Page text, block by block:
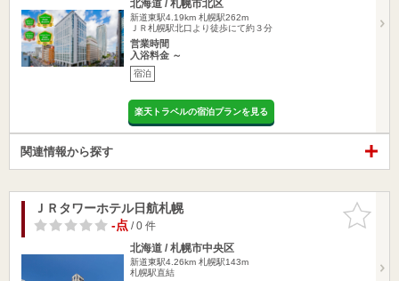
北海道 / 札幌市北区
新道東駅4.19km 札幌駅262m
ＪＲ札幌駅北口より徒歩にて約３分
営業時間
入浴料金 ～
宿泊
楽天トラベルの宿泊プランを見る
関連情報から探す
お気に入
りに追加
ＪＲタワーホテル日航札幌
-点/ 0 件
北海道 / 札幌市中央区
新道東駅4.26km 札幌駅143m
札幌駅直結